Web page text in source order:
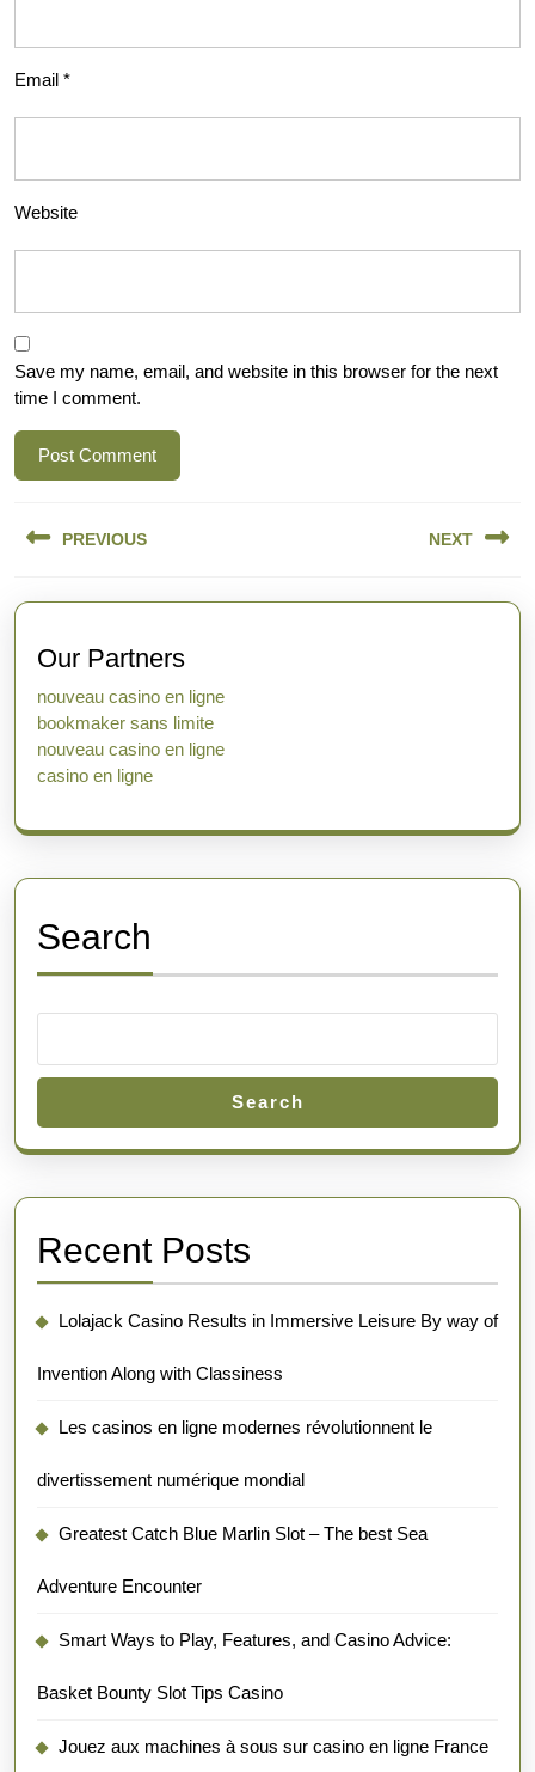
Email *
Website
Save my name, email, and website in this browser for the next
time I comment.
navigation
PREVIOUS NEXT
Our Partners
nouveau casino en ligne
bookmaker sans limite
nouveau casino en ligne
casino en ligne
Search
Search
Recent Posts
Lolajack Casino Results in Immersive Leisure By way of
Invention Along with Classiness
Les casinos en ligne modernes révolutionnent le
divertissement numérique mondial
Greatest Catch Blue Marlin Slot – The best Sea
Adventure Encounter
Smart Ways to Play, Features, and Casino Advice:
Basket Bounty Slot Tips Casino
Jouez aux machines à sous sur casino en ligne France